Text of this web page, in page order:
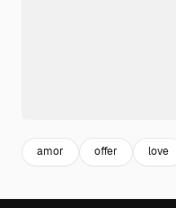
amor offer love